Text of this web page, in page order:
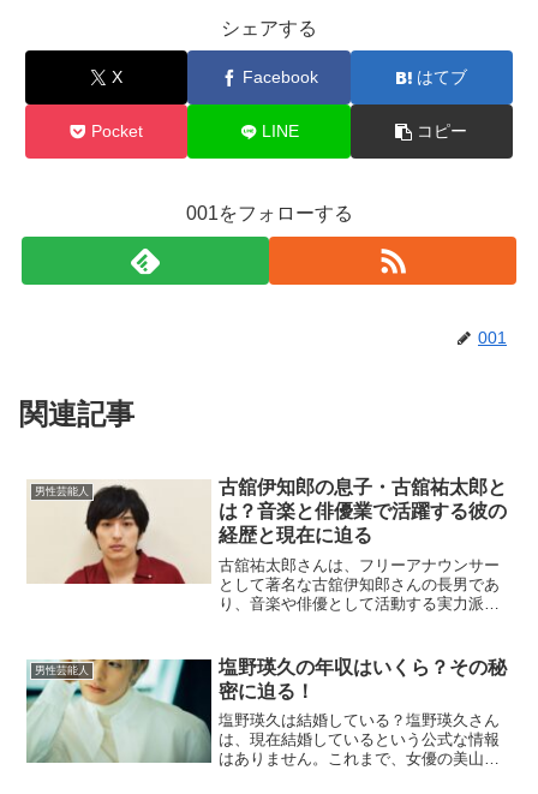
シェアする
X Facebook はてブ
Pocket LINE コピー
001をフォローする
001
関連記事
男性芸能人
古舘伊知郎の息子・古舘祐太郎と
は？音楽と俳優業で活躍する彼の
経歴と現在に迫る
古舘祐太郎さんは、フリーアナウンサー
として著名な古舘伊知郎さんの長男であ
り、音楽や俳優として活動する実力派で
きました。この記事では、古舘祐太郎さ
んの経歴や家族との関係、...
男性芸能人
塩野瑛久の年収はいくら？その秘
密に迫る！
塩野瑛久は結婚している？塩野瑛久さん
は、現在結婚しているという公式な情報
はありません。これまで、女優の美山加